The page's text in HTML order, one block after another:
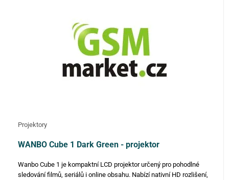
Projektory
WANBO Cube 1 Dark Green - projektor
Wanbo Cube 1 je kompaktní LCD projektor určený pro pohodlné
sledování filmů, seriálů i online obsahu. Nabízí nativní HD rozlišení,